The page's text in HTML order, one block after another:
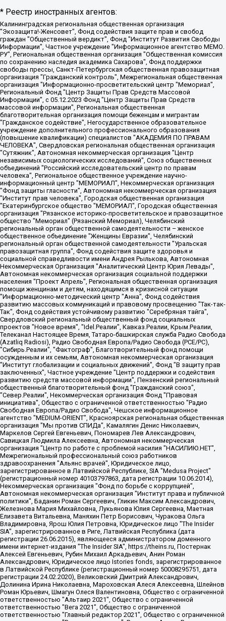
* Реестр иностранных агентов:
Калининградская региональная общественная организация "Экозащита!-Женсовет", Фонд содействия защите прав и свобод граждан "Общественный вердикт", Фонд "Институт Развития Свободы Информации", Частное учреждение "Информационное агентство МЕМО. РУ", Региональная общественная организация "Общественная комиссия по сохранению наследия академика Сахарова", Фонд поддержки свободы прессы, Санкт-Петербургская общественная правозащитная организация "Гражданский контроль", Межрегиональная общественная организация "Информационно-просветительский центр "Мемориал", Региональный Фонд "Центр Защиты Прав Средств Массовой Информации", с 05.12.2023 Фонд "Центр Защиты Прав Средств массовой информации", Региональная общественная благотворительная организация помощи беженцам и мигрантам "Гражданское содействие", Негосударственное образовательное учреждение дополнительного профессионального образования (повышение квалификации) специалистов "АКАДЕМИЯ ПО ПРАВАМ ЧЕЛОВЕКА", Свердловская региональная общественная организация "Сутяжник", Автономная некоммерческая организация "Центр независимых социологических исследований", Союз общественных объединений "Российский исследовательский центр по правам человека", Региональное общественное учреждение научно-информационный центр "МЕМОРИАЛ", Некоммерческая организация "Фонд защиты гласности", Автономная некоммерческая организация "Институт прав человека", Городская общественная организация "Екатеринбургское общество "МЕМОРИАЛ", Городская общественная организация "Рязанское историко-просветительское и правозащитное общество "Мемориал" (Рязанский Мемориал), Челябинский региональный орган общественной самодеятельности – женское общественное объединение "Женщины Евразии", Челябинский региональный орган общественной самодеятельности "Уральская правозащитная группа", Фонд содействия защите здоровья и социальной справедливости имени Андрея Рылькова, Автономная Некоммерческая Организация "Аналитический Центр Юрия Левады", Автономная некоммерческая организация социальной поддержки населения "Проект Апрель", Региональная общественная организация помощи женщинам и детям, находящимся в кризисной ситуации "Информационно-методический центр "Анна", Фонд содействия развитию массовых коммуникаций и правовому просвещению "Так-так-Так", Фонд содействия устойчивому развитию "Серебряная тайга", Свердловский региональный общественный фонд социальных проектов "Новое время", "Idel.Реалии", Кавказ.Реалии, Крым.Реалии, Телеканал Настоящее Время, Татаро-башкирская служба Радио Свобода (Azatliq Radiosi), Радио Свободная Европа/Радио Свобода (PCE/PC), "Сибирь.Реалии", "Фактограф", Благотворительный фонд помощи осужденным и их семьям, Автономная некоммерческая организация "Институт глобализации и социальных движений", Фонд "В защиту прав заключенных", Частное учреждение "Центр поддержки и содействия развитию средств массовой информации", Пензенский региональный общественный благотворительный фонд "Гражданский союз", "Север.Реалии", Некоммерческая организация Фонд "Правовая инициатива", Общество с ограниченной ответственностью "Радио Свободная Европа/Радио Свобода", Чешское информационное агентство "MEDIUM-ORIENT", Красноярская региональная общественная организация "Мы против СПИДа", Камалягин Денис Николаевич, Маркелов Сергей Евгеньевич, Пономарев Лев Александрович, Савицкая Людмила Алексеевна, Автономная некоммерческая организация "Центр по работе с проблемой насилия "НАСИЛИЮ.НЕТ", Межрегиональный профессиональный союз работников здравоохранения "Альянс врачей", Юридическое лицо, зарегистрированное в Латвийской Республике, SIA "Medusa Project" (регистрационный номер 40103797863, дата регистрации 10.06.2014), Некоммерческая организация "Фонд по борьбе с коррупцией", Автономная некоммерческая организация "Институт права и публичной политики", Баданин Роман Сергеевич, Гликин Максим Александрович, Железнова Мария Михайловна, Лукьянова Юлия Сергеевна, Маетная Елизавета Витальевна, Маняхин Петр Борисович, Чуракова Ольга Владимировна, Ярош Юлия Петровна, Юридическое лицо "The Insider SIA", зарегистрированное в Риге, Латвийская Республика (дата регистрации 26.06.2015), являющееся администратором доменного имени интернет-издания "The Insider SIA", https://theins.ru, Постернак Алексей Евгеньевич, Рубин Михаил Аркадьевич, Анин Роман Александрович, Юридическое лицо Istories fonds, зарегистрированное в Латвийской Республике (регистрационный номер 50008295751, дата регистрации 24.02.2020), Великовский Дмитрий Александрович, Долинина Ирина Николаевна, Мароховская Алеся Алексеевна, Шлейнов Роман Юрьевич, Шмагун Олеся Валентиновна, Общество с ограниченной ответственностью "Альтаир 2021", Общество с ограниченной ответственностью "Вега 2021", Общество с ограниченной ответственностью "Главный редактор 2021", Общество с ограниченной ответственностью "Ромашки монолит", Важенков Артем Валерьевич, Ивановская областная общественная организация "Центр гендерных исследований", Гурман Юрий Альбертович, Медиапроект "ОВД-Инфо", Егоров Владимир Владимирович, Жилинский Владимир Александрович, Общество с ограниченной ответственностью "ЗП", Иванова София Юрьевна, Карезина Инна Павловна, Кильтау Екатерина Викторовна, Петров Алексей Викторович, Пискунов Сергей Евгеньевич, Смирнов Сергей Сергеевич, Тихонов Михаил Сергеевич, Общество с ограниченной ответственностью "ЖУРНАЛИСТ-ИНОСТРАННЫЙ АГЕНТ", Арапова Галина Юрьевна, Вольтская Татьяна Анатольевна, Американская компания "Mason G.E.S. Anonymous Foundation" (США), являющаяся владельцем интернет-издания https://mnews.world/, Компания "Stichting Bellingcat", зарегистрированная в Нидерландах (дата регистрации 11.07.2018), Захаров Андрей Вячеславович, Клепиковская Екатерина Дмитриевна, Общество с ограниченной ответственностью "МЕМО", Перл Роман Александрович, Симонов Евгений Алексеевич, Соловьева Елена Анатольевна, Сотников Даниил Владимирович, Сурначева Елизавета Дмитриевна, Автономная некоммерческая организация по защите прав человека и информированию населения "Якутия – Наше Мнение", Общество с ограниченной ответственностью "Москоу диджитал медиа", с 26.01.2023 Общество с ограниченной ответственностью "Чайка Белые сады", Ветошкина Валерия Валерьевна, Заговора Максим Александрович, Межрегиональное общественное движение "Российская ЛГБТ - сеть", Оленичев Максим Владимирович, Павлов Иван Юрьевич, Скворцова Елена Сергеевна, Общество с ограниченной ответственностью "Как бы инагент", Кочетков Игорь Викторович, Общество с ограниченной ответственностью "Честные выборы", Еланчик Олег Александрович, Общество с ограниченной ответственностью "Нобелевский призыв", Гималова Регина Эмилевна, Григорьев Андрей Валерьевич, Григорьева Алина Александровна, Ассоциация по содействию защите прав призывников, альтернативнослужащих и военнослужащих "Правозащитная группа "Гражданин.Армия.Право", Хисамова Регина Фаритовна, Автономная некоммерческая организация по реализации социально-правовых программ "Лилит", Дальневосточное общественное движение "Маяк", Санкт-Петербургская ЛГБТ-инициативная группа "Выход", Инициативная группа ЛГБТ+ "Реверс", Алексеев Андрей Викторович, Бекбулатова Таисия Львовна, Беляев Иван Михайлович, Владыкина Елена Сергеевна, Гельман Марат Александрович, Никульшина Вероника Юрьевна, Толоконникова Надежда Андреевна, Шендерович Виктор Анатольевич, Общество с ограниченной ответственностью "Данное сообщение", Общество с ограниченной ответственностью Издательский дом "Новая глава", Айнбиндер Александра Александровна, Московский комьюнити-центр для ЛГБТ+инициатив, Благотворительный фонд развития филантропии, Deutsche Welle (Германия, Kurt-Schumacher-Strasse 3, 53113 Bonn), Борзунова Мария Михайловна, Воробьев Виктор Викторович, Голубева Анна Львовна, Константинова Алла Михайловна, Малкова Ирина Владимировна, Мурадов Мурад Абдулгалимович, Осетинская Елизавета Николаевна, Понасенков Евгений Николаевич, Ганапольский Матвей Юрьевич, Киселев Евгений Алексеевич, Борухович Ирина Григорьевна, Дремин Иван Тимофеевич, Дубровский Дмитрий Викторович, Красноярская региональная общественная организация поддержки и развития альтернативных образовательных технологий и межкультурных коммуникаций "ИНТЕРРА", Маяковская Екатерина Алексеевна, Фейгин Марк Захарович, Филимонов Андрей Викторович, Дзугкоева Регина Николаевна, Доброхотов Роман Александрович, Дудь Юрий Александрович, Елкин Сергей Владимирович, Кругликов Кирилл Игоревич, Сабунаева Мария Леонидовна, Семенов Алексей Владимирович, Шаинян Карен Багратович, Шульман Екатерина Михайловна, Асафьев Артур Валерьевич, Вахштайн Виктор Семенович, Венедиктов Алексей Алексеевич, Лушникова Екатерина Евгеньевна, Волков Леонид Михайлович, Невзоров Александр Глебович, Пархоменко Сергей Борисович, Сироткин Ярослав Николаевич, Кара-Мурза Владимир Владимирович, Баранова Наталья Владимировна, Гозман Леонид Яковлевич, Кагарлицкий Борис Юльевич, Климарев Михаил Валерьевич, Милов Владимир Станиславович, Автономная некоммерческая организация Краснодарский центр современного искусства "Типография", Моргенштерн Алишер Тагирович, Соболь Любовь Эдуардовна, Общество с ограниченной ответственностью "ЛИЗА НОРМ", Каспаров Гарри Кимович, Ходорковский Михаил Борисович, Общество с ограниченной ответственностью "Апрельские тезисы", Данилович Ирина Брониславовна, Кашин Олег Владимирович, Петров Николай Владимирович, Пивоваров Алексей Владимирович, Соколов Михаил Владимирович, Цветкова Юлия Владимировна, Чичваркин Евгений Александрович, Комитет против пыток/Команда против пыток, Общество с ограниченной ответственностью "Первый научный", Общество с ограниченной ответственностью "Вертолет и ко", Белоцерковская Вероника Борисовна, Кац Максим Евгеньевич, Лазарева Татьяна Юрьевна, Шаведдинов Руслан Табризович, Яшин Илья Валерьевич, Общество с ограниченной ответственностью "Иноагент ААВ", Алешковский Дмитрий Петрович, Альбац Евгения Марковна, Быков Дмитрий Львович, Галямина Юлия Евгеньевна, Лойко Сергей Леонидович, Мартынов Кирилл Константинович, Медведев Сергей Александрович, Крашенинников Федор Геннадиевич, Гордеева Катерина Вл